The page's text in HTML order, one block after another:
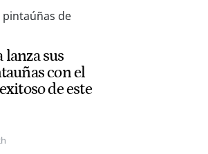
lanza sus
con el
de este